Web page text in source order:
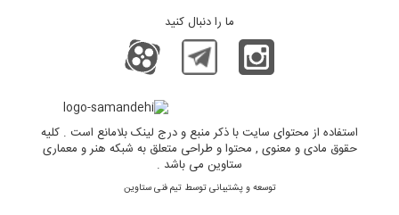
ما را دنبال کنید
استفاده از محتوای سایت با ذکر منبع و درج لینک بلامانع است . کلیه
حقوق مادی و معنوی , محتوا و طراحی متعلق به شبکه هنر و معماری
ستاوین می باشد .
توسعه و پشتیبانی توسط تیم فنی ستاوین